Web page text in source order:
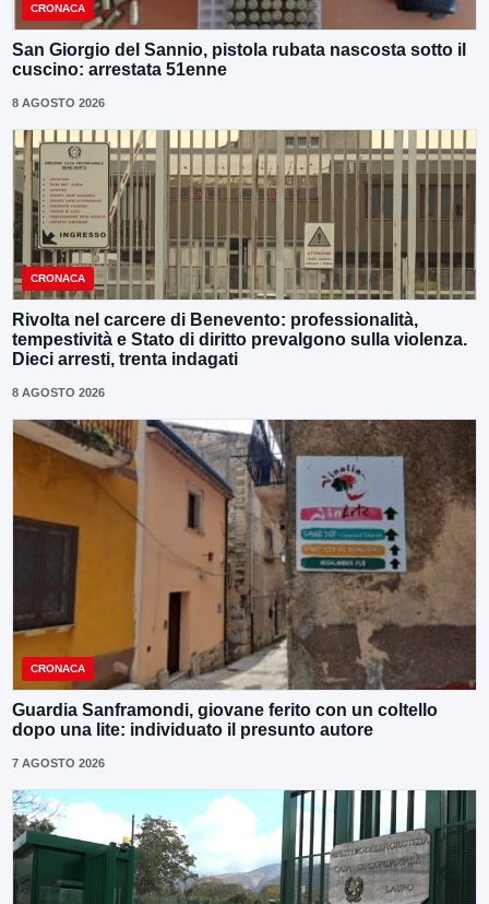
CRONACA
San Giorgio del Sannio, pistola rubata nascosta sotto il
cuscino: arrestata 51enne
8 AGOSTO 2026
CRONACA
Rivolta nel carcere di Benevento: professionalità,
tempestività e Stato di diritto prevalgono sulla violenza.
Dieci arresti, trenta indagati
8 AGOSTO 2026
CRONACA
Guardia Sanframondi, giovane ferito con un coltello
dopo una lite: individuato il presunto autore
7 AGOSTO 2026